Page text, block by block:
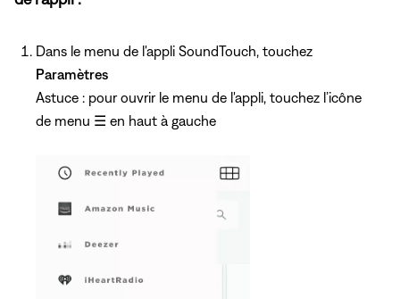
Dans le menu de l'appli SoundTouch, touchez
Paramètres
Astuce : pour ouvrir le menu de l'appli, touchez l’icône
de menu ☰ en haut à gauche